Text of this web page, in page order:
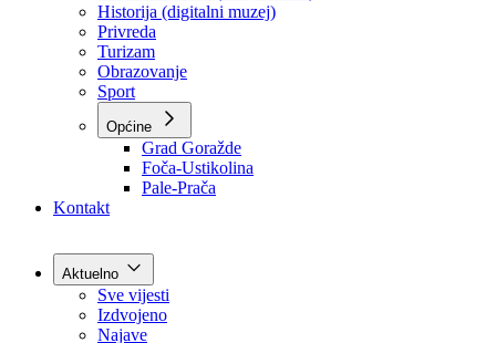
O kantonu
O kantonu
Simboli kantona (Grb, zastava)
Historija (digitalni muzej)
Privreda
Turizam
Obrazovanje
Sport
Općine
Kontakt
Aktuelno